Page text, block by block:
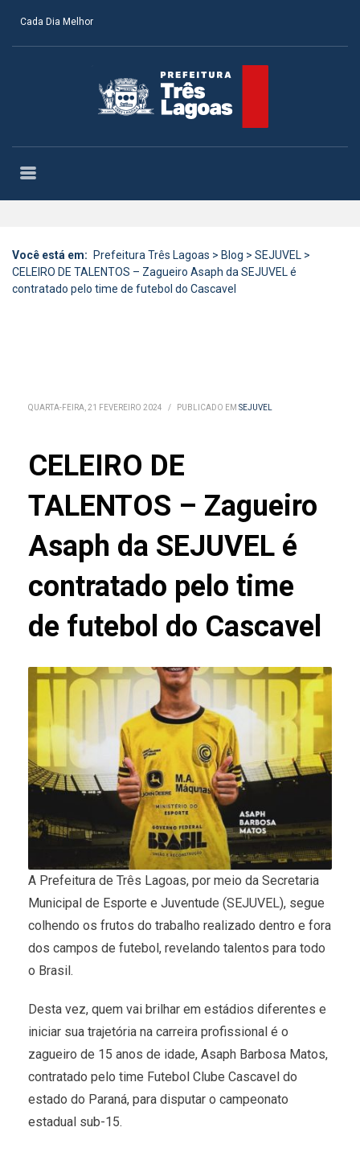
Cada Dia Melhor
Você está em: Prefeitura Três Lagoas > Blog > SEJUVEL >
CELEIRO DE TALENTOS – Zagueiro Asaph da SEJUVEL é
contratado pelo time de futebol do Cascavel
QUARTA-FEIRA, 21 FEVEREIRO 2024 / PUBLICADO EM SEJUVEL
CELEIRO DE
TALENTOS – Zagueiro
Asaph da SEJUVEL é
contratado pelo time
de futebol do Cascavel
A Prefeitura de Três Lagoas, por meio da Secretaria
Municipal de Esporte e Juventude (SEJUVEL), segue
colhendo os frutos do trabalho realizado dentro e fora
dos campos de futebol, revelando talentos para todo
o Brasil.
Desta vez, quem vai brilhar em estádios diferentes e
iniciar sua trajetória na carreira profissional é o
zagueiro de 15 anos de idade, Asaph Barbosa Matos,
contratado pelo time Futebol Clube Cascavel do
estado do Paraná, para disputar o campeonato
estadual sub-15.